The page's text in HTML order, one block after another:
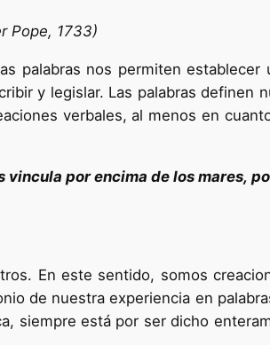
Pope, 1733)
palabras nos permiten establecer
y legislar. Las palabras definen
verbales, al menos en
por encima de los mares,
En este sentido, somos
de nuestra experiencia en
siempre está por ser dicho